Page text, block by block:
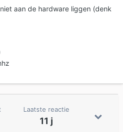
aan de hardware liggen (denk
Laatste reactie
11 j